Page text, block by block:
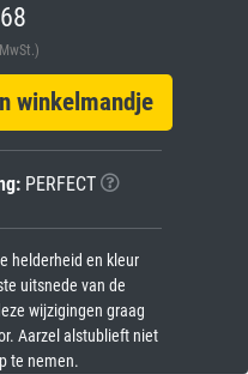
winkelmandje
PERFECT
helderheid en kleur
uitsnede van de
wijzigingen graag
Aarzel alstublieft niet
te nemen.